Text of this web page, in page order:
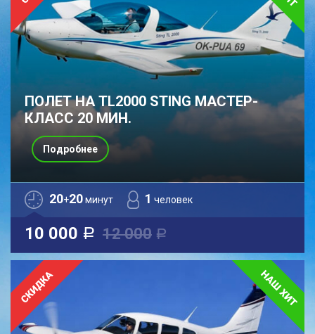
ПОЛЕТ НА TL2000 STING МАСТЕР-
КЛАСС 20 МИН.
20+20минут 1 человек
10 000 a 12 000 a
Подробнее